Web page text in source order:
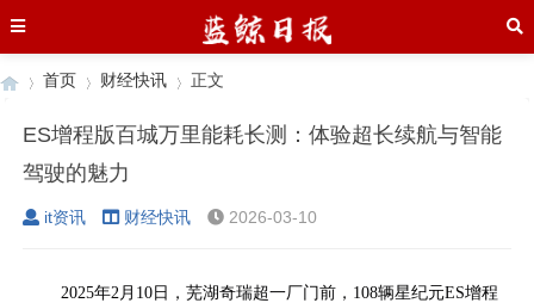
›
首页
›
财经快讯 正文
ES增程版百城万里能耗长测：体验超长续航与智能
驾驶的魅力
it资讯 财经快讯 2026-03-10
2025年2月10日，芜湖奇瑞超一厂门前，108辆星纪元ES增程